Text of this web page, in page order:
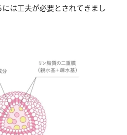
は工夫が必要とされてきまし